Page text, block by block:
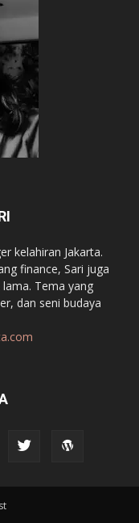
kelahiran Jakarta.
finance, Sari juga
Tema yang
dan seni budaya